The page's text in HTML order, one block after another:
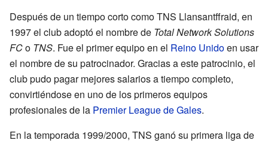
Después de un tiempo corto como TNS Llansantffraid, en
1997 el club adoptó el nombre de Total Network Solutions
FCo TNS. Fue el primer equipo en el Reino Unidoen usar
el nombre de su patrocinador. Gracias a este patrocinio, el
club pudo pagar mejores salarios a tiempo completo,
convirtiéndose en uno de los primeros equipos
profesionales de la Premier League de Gales.
En la temporada 1999/2000, TNS ganó su primera liga de